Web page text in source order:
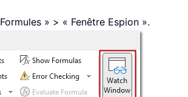
» > « Fenêtre Espion ».